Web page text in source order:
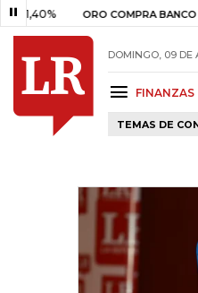
ORO COMPRA BANCO DE LA
DOMINGO, 09 DE
FINANZAS
TEMAS DE